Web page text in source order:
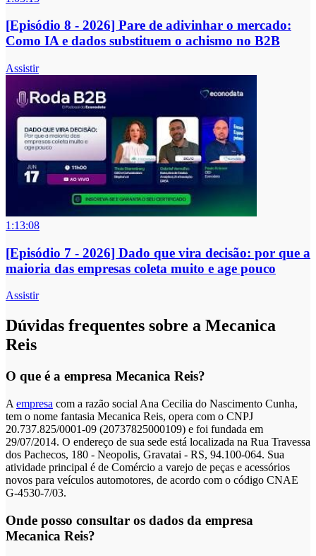
[Episódio 8 - 2026] Pare de adivinhar o mercado:
Como IA e dados substituem o achismo no B2B
Assistir
1:13:08
[Episódio 7 - 2026] Dado que vira decisão: por que a
maioria das empresas coleta muito e age pouco
Assistir
Dúvidas frequentes sobre a Mecanica
Reis
O que é a empresa Mecanica Reis?
A empresa com a razão social Ana Cecilia do Nascimento Cunha,
tem o nome fantasia Mecanica Reis, opera com o CNPJ
20.737.825/0001-09 (20737825000109) e foi fundada em
29/07/2014. O endereço de sua sede está localizada na Rua Travessa
dos Pachecos, 180 - Neopolis, Gravatai - RS, 94.100-064. Sua
atividade principal é de Comércio a varejo de peças e acessórios
novos para veículos automotores, de acordo com o código CNAE
G-4530-7/03.
Onde posso consultar os dados da empresa
Mecanica Reis?